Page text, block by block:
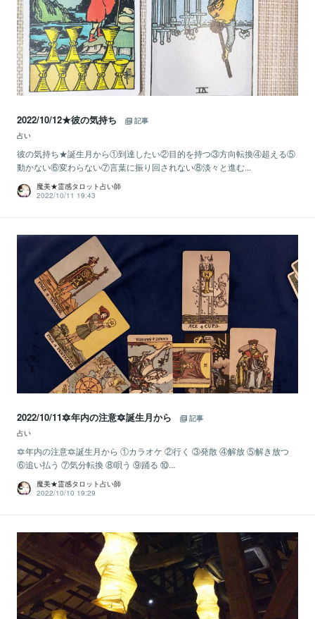
2022/10/12★彼の気持ち
記事
占い
彼の気持ち★誕生月から①到達したい②目的を持つ③方向転換④超える⑤
動かない⑥変わらない⑦言葉に振り回されない⑧淡々と進む...
魔美★霊感タロット占い師
2022/10/11 19:43
2022/10/11🔯年内の注意🔯誕生月から
記事
占い
🔯年内の注意🔯誕生月から ①カラオケ ②行く ③発散 ④解放 ⑤解き放つ
⑥追い払う ⑦気分転換 ⑧唄う ⑨踊る ⑩...
魔美★霊感タロット占い師
2022/10/10 19:29